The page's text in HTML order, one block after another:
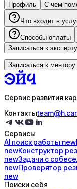
Профиль
С чем
Что входит в
Способы оплаты
Записаться к эксперту
Записаться к ментору
Сервис развития
Контакты
Сервисы
AI поискработы new
newКонструктор
newЗадачи с
newПроверятор
new
Поиски себя